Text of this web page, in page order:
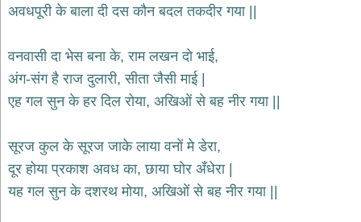
प्रथम
home
कृष्ण
भजन
krishna
शिव
भजन
bhajans
अवधपूरी के बाला दी दस कौन बदल तकदीर गया ||
वनवासी दा भेस बना के, राम लखन दो भाई,
अंग-संग है राज दुलारी, सीता जैसी माई |
एह गल सुन के हर दिल रोया, अखिओं से बह नीर गया ||
सूरज कुल के सूरज जाके लाया वनों मे डेरा,
दूर होया प्रकाश अवध का, छाया घोर अँधेरा |
यह गल सुन के दशरथ मोया, अखिओं से बह नीर गया ||